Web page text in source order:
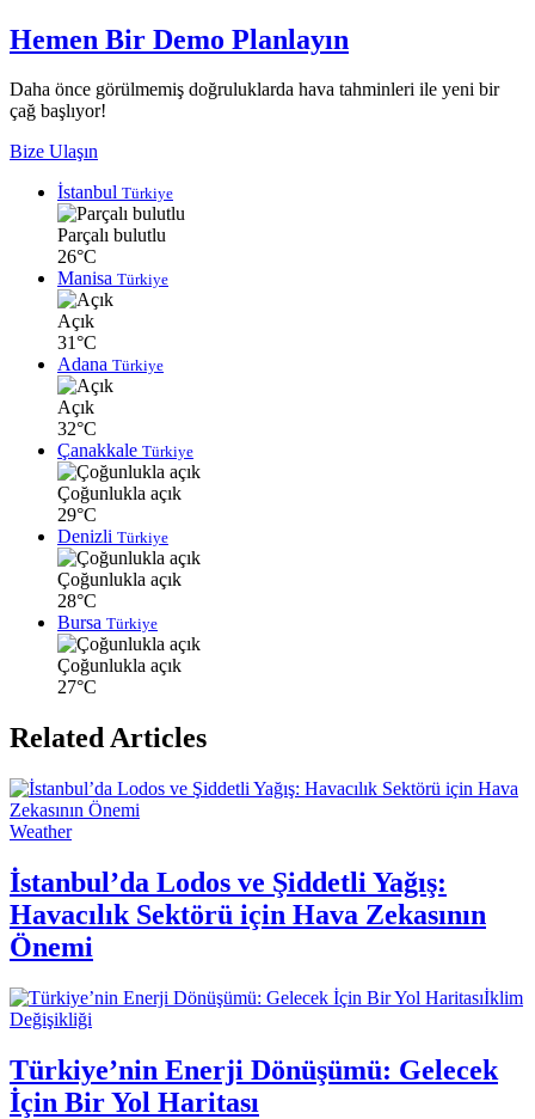
Hemen Bir Demo Planlayın
Daha önce görülmemiş doğruluklarda hava tahminleri ile yeni bir
çağ başlıyor!
Bize Ulaşın
İstanbul Türkiye
Parçalı bulutlu
26°C
Manisa Türkiye
Açık
31°C
Adana Türkiye
Açık
32°C
Çanakkale Türkiye
Çoğunlukla açık
29°C
Denizli Türkiye
Çoğunlukla açık
28°C
Bursa Türkiye
Çoğunlukla açık
27°C
Related Articles
Weather
İstanbul’da Lodos ve Şiddetli Yağış:
Havacılık Sektörü için Hava Zekasının
Önemi
İklim
Değişikliği
Türkiye’nin Enerji Dönüşümü: Gelecek
İçin Bir Yol Haritası